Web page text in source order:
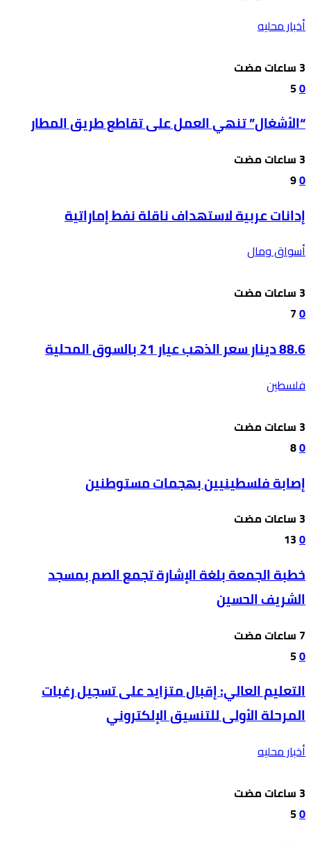
أخبار محليه
0
5
“الأشغال” تنهي العمل على تقاطع طريق المطار
0
9
إدانات عربية لاستهداف ناقلة نفط إماراتية
أسواق ومال
0
7
88.6 دينار سعر الذهب عيار 21 بالسوق المحلية
فلسطين
0
8
إصابة فلسطينيين بهجمات مستوطنين
0
13
خطبة الجمعة بلغة الإشارة تجمع الصم بمسجد
الشريف الحسين
0
5
التعليم العالي: إقبال متزايد على تسجيل رغبات
المرحلة الأولى للتنسيق الإلكتروني
أخبار محليه
0
5